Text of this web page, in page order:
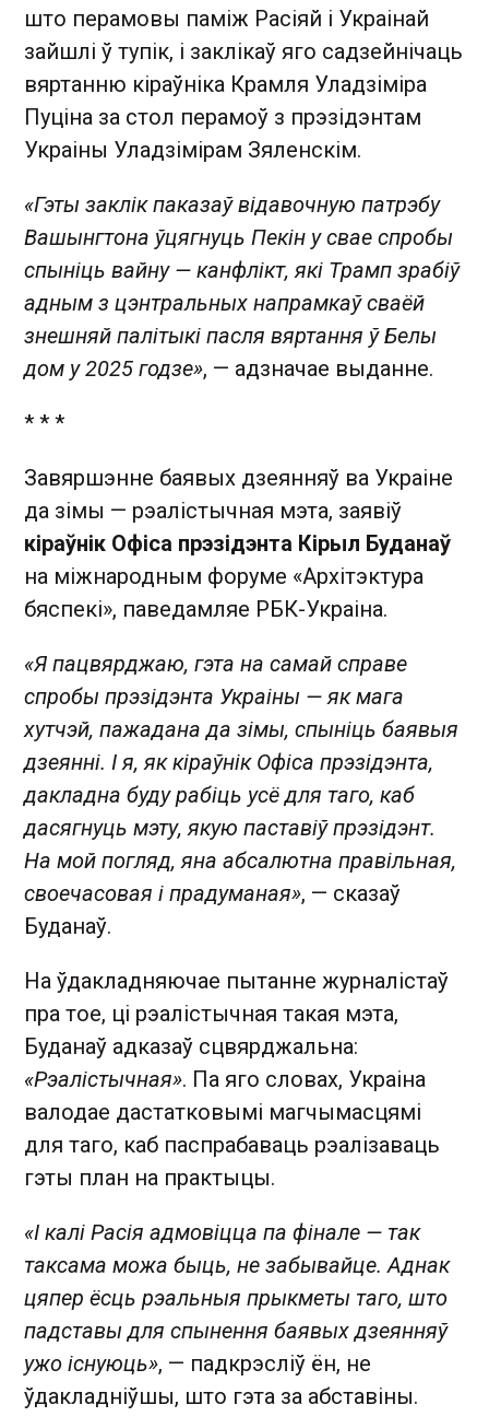
што перамовы паміж Расіяй і Украінай
зайшлі ў тупік, і заклікаў яго садзейнічаць
вяртанню кіраўніка Крамля Уладзіміра
Пуціна за стол перамоў з прэзідэнтам
Украіны Уладзімірам Зяленскім.
«Гэты заклік паказаў відавочную патрэбу
Вашынгтона ўцягнуць Пекін у свае спробы
спыніць вайну — канфлікт, які Трамп зрабіў
адным з цэнтральных напрамкаў сваёй
знешняй палітыкі пасля вяртання ў Белы
дом у 2025 годзе», — адзначае выданне.
* * *
Завяршэнне баявых дзеянняў ва Украіне
да зімы — рэалістычная мэта, заявіў
кіраўнік Офіса прэзідэнта Кірыл Буданаў
на міжнародным форуме «Архітэктура
бяспекі», паведамляе РБК-Украіна.
«Я пацвярджаю, гэта на самай справе
спробы прэзідэнта Украіны — як мага
хутчэй, пажадана да зімы, спыніць баявыя
дзеянні. І я, як кіраўнік Офіса прэзідэнта,
дакладна буду рабіць усё для таго, каб
дасягнуць мэту, якую паставіў прэзідэнт.
На мой погляд, яна абсалютна правільная,
своечасовая і прадуманая», — сказаў
Буданаў.
На ўдакладняючае пытанне журналістаў
пра тое, ці рэалістычная такая мэта,
Буданаў адказаў сцвярджальна:
«Рэалістычная». Па яго словах, Украіна
валодае дастатковымі магчымасцямі
для таго, каб паспрабаваць рэалізаваць
гэты план на практыцы.
«І калі Расія адмовіцца па фінале — так
таксама можа быць, не забывайце. Аднак
цяпер ёсць рэальныя прыкметы таго, што
падставы для спынення баявых дзеянняў
ужо існуюць», — падкрэсліў ён, не
ўдакладніўшы, што гэта за абставіны.